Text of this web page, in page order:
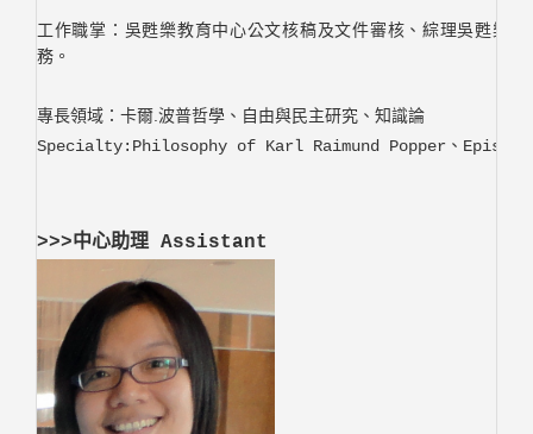
工作職掌：吳甦樂教育中心公文核稿及文件審核、綜理吳甦樂教
務。
專長領域： 卡爾.波普哲學、自由與民主研究、知識論
Specialty:Philosophy of Karl Raimund Popper、
>>>中心助理 Assistant